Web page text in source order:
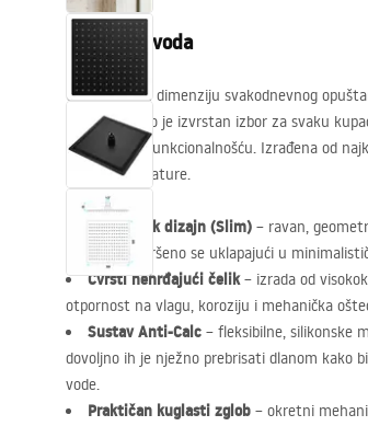
Opis proizvoda
Otkrijte novu dimenziju svakodnevnog
tuš ružom . To je izvrstan izbor za svaku
pouzdanom funkcionalnošću. Izrađena od
element armature.
Ultratanak dizajn (Slim) – ravan,
karakter, savršeno se uklapajući u
Čvrsti nehrđajući čelik– izrada od
otpornost na vlagu, koroziju i mehanička
Sustav Anti-Calc – fleksibilne, silikonske
dovoljno ih je nježno prebrisati dlanom kako
vode.
Praktičan kuglasti zglob – okretni